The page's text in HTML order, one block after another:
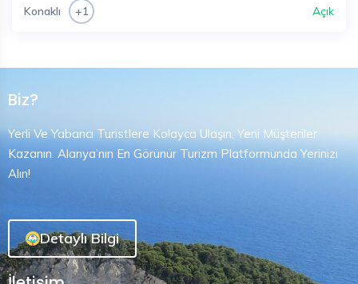
Konaklı +1 Açık
Biz?
Yerli Ve Yabancı Turistlere Kolayca Ulaşın, Yeni Müşteriler
Kazanın. Alanya’nın En Görünür Turizm Platformunda Yerinizi
Alın!
Detaylı Bilgi